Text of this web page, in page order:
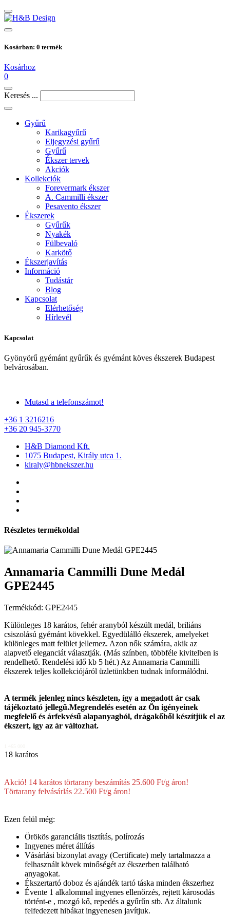
Kosárban: 0 termék
Kosárhoz
0
Keresés ...
Gyűrű
Karikagyűrű
Eljegyzési gyűrű
Gyűrű
Ékszer tervek
Akciók
Kollekciók
Forevermark ékszer
A. Cammilli ékszer
Pesavento ékszer
Ékszerek
Gyűrűk
Nyakék
Fülbevaló
Karkötő
Ékszerjavítás
Információ
Tudástár
Blog
Kapcsolat
Elérhetőség
Hírlevél
Kapcsolat
Gyönyörű gyémánt gyűrűk és gyémánt köves ékszerek Budapest
belvárosában.
Mutasd a telefonszámot!
+36 1 3216216
+36 20 945-3770
H&B Diamond Kft.
1075 Budapest, Király utca 1.
kiraly@hbnekszer.hu
Részletes termékoldal
Annamaria Cammilli Dune Medál
GPE2445
Termékkód: GPE2445
Különleges 18 karátos, fehér aranyból készült medál, briliáns
csiszolású gyémánt kövekkel. Egyedülálló ékszerek, amelyeket
különleges matt felület jellemez. Azon nők számára, akik az
alapvető eleganciát választják. (Más színben, többféle kivitelben is
rendelhető. Rendelési idő kb 5 hét.) Az Annamaria Cammilli
ékszerek teljes kollekciójáról üzletünkben tudnak informálódni.
A termék jelenleg nincs készleten, így a megadott ár csak
tájékoztató jellegű.Megrendelés esetén az Ön igényeinek
megfelelő és árfekvésű alapanyagból, drágakőből készítjük el az
ékszert, így az ár változhat.
18 karátos
Akció! 14 karátos törtarany beszámítás 25.600 Ft/g áron!
Törtarany felvásárlás 22.500 Ft/g áron!
Ezen felül még:
Örökös garanciális tisztítás, polírozás
Ingyenes méret állítás
Vásárlási bizonylat avagy (Certificate) mely tartalmazza a
felhasznált kövek minőségét az ékszerben található
anyagokat.
Ékszertartó doboz és ajándék tartó táska minden ékszerhez
Évente 1 alkalommal ingyenes ellenőrzés, rejtett károsodás
történt-e , mozgó kő, repedés a gyűrűn stb. Az általunk
felfedezett hibákat ingyenesen javítjuk.